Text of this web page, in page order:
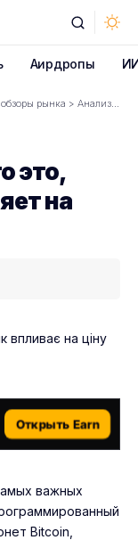
Аирдропы
рынка > Анализ рынка (макро)
это,
на
Открыть Earn
важных
Bitcoin,